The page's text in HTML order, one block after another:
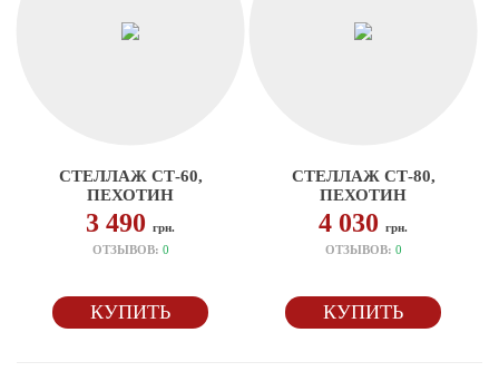
СТЕЛЛАЖ СТ-60,
ПЕХОТИН
3 490грн.
ОТЗЫВОВ: 0
КУПИТЬ
СТЕЛЛАЖ СТ-80,
ПЕХОТИН
4 030грн.
ОТЗЫВОВ: 0
КУПИТЬ